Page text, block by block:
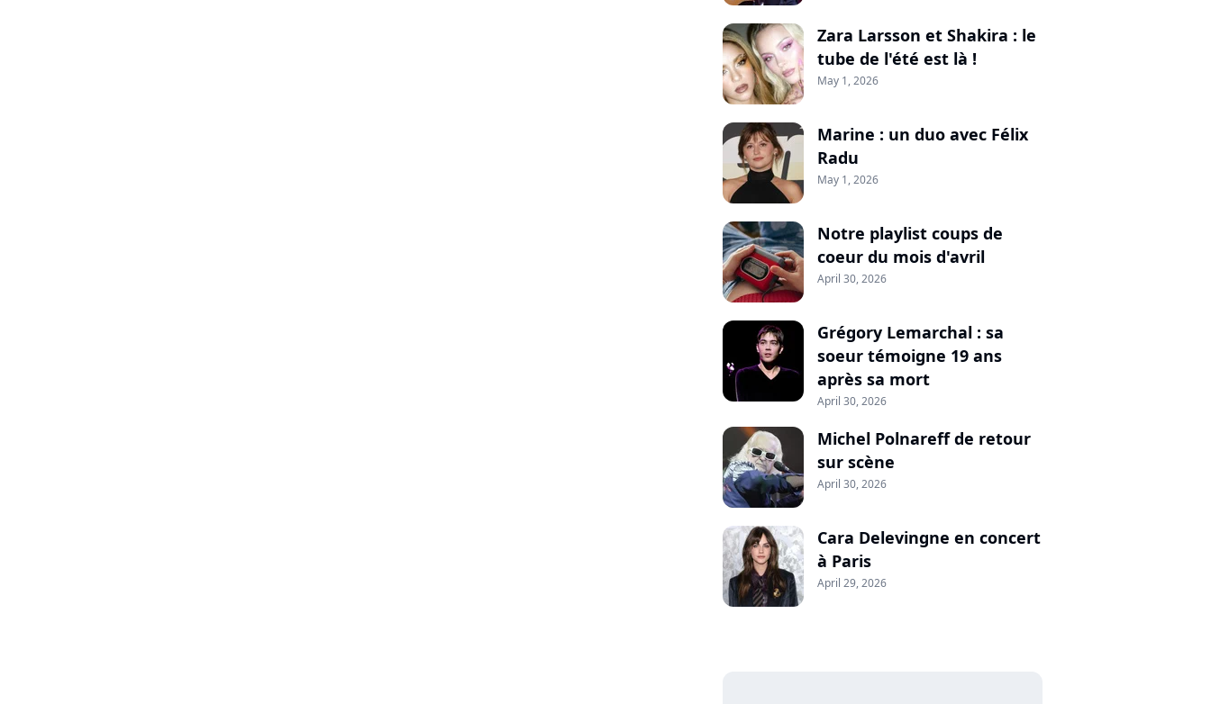
Zara Larsson et Shakira : le
tube de l'été est là !
May 1, 2026
Marine : un duo avec Félix
Radu
May 1, 2026
Notre playlist coups de
coeur du mois d'avril
April 30, 2026
Grégory Lemarchal : sa
soeur témoigne 19 ans
après sa mort
April 30, 2026
Michel Polnareff de retour
sur scène
April 30, 2026
Cara Delevingne en concert
à Paris
April 29, 2026